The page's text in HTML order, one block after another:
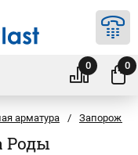
0 0
арматура / Запорожье
Роды